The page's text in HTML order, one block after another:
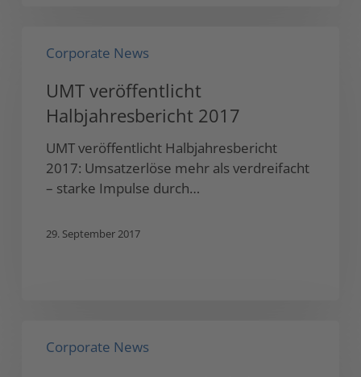
veröffentlicht
2017
Corporate News
UMT veröffentlicht
Halbjahresbericht 2017
UMT veröffentlicht Halbjahresbericht
2017: Umsatzerlöse mehr als verdreifacht
– starke Impulse durch…
29. September 2017
investiert
Corporate News